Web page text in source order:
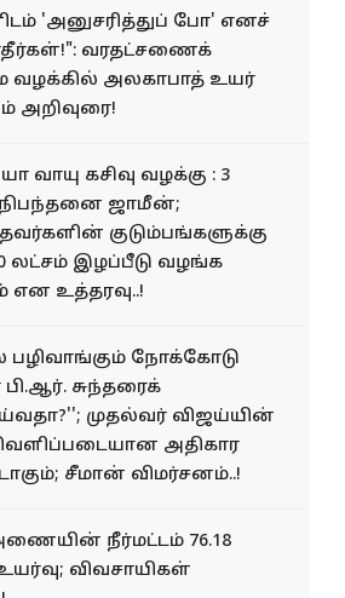
'அனுசரித்துப் போ' எனச்
வரதட்சணைக்
வழக்கில் அலகாபாத் உயர்
அறிவுரை!
வாயு கசிவு வழக்கு : 3
நிபந்தனை ஜாமீன்;
குடும்பங்களுக்கு
லட்சம் இழப்பீடு வழங்க
உத்தரவு..!
பழிவாங்கும் நோக்கோடு
சுந்தரைக்
முதல்வர் விஜய்யின்
அதிகார
சீமான் விமர்சனம்..!
நீர்மட்டம் 76.18
விவசாயிகள்